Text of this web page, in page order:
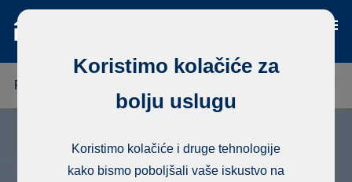
FINSKA
Koristimo kolačiće za
bolju uslugu
Koristimo kolačiće i druge tehnologije
kako bismo poboljšali vaše iskustvo na